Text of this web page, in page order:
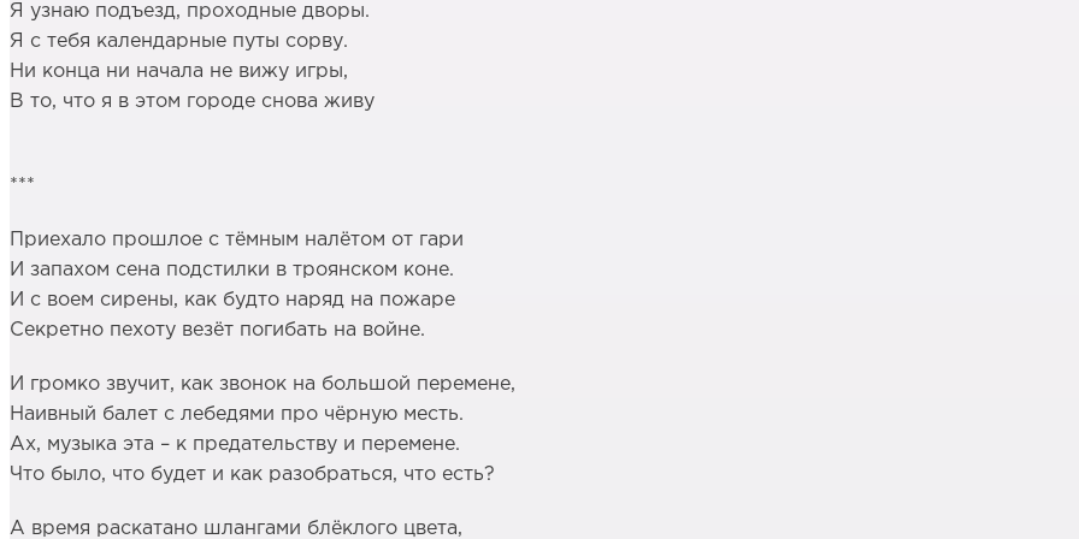
Я узнаю подъезд, проходные дворы.
Я с тебя календарные путы сорву.
Ни конца ни начала не вижу игры,
В то, что я в этом городе снова живу
***
Приехало прошлое с тёмным налётом от гари
И запахом сена подстилки в троянском коне.
И с воем сирены, как будто наряд на пожаре
Секретно пехоту везёт погибать на войне.
И громко звучит, как звонок на большой перемене,
Наивный балет с лебедями про чёрную месть.
Ах, музыка эта – к предательству и перемене.
Что было, что будет и как разобраться, что есть?
А время раскатано шлангами блёклого цвета,